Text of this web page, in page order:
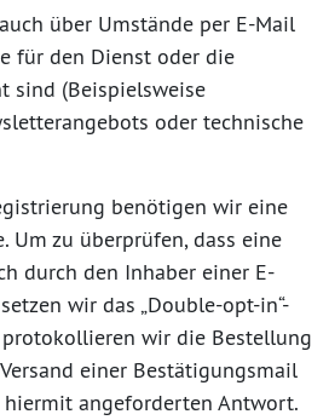
über Umstände per E-Mail
für den Dienst oder die
sind (Beispielsweise
oder technische
benötigen wir eine
Um zu überprüfen, dass eine
durch den Inhaber einer E-
wir das „Double-opt-in“-
wir die Bestellung
einer Bestätigungsmail
angeforderten Antwort.